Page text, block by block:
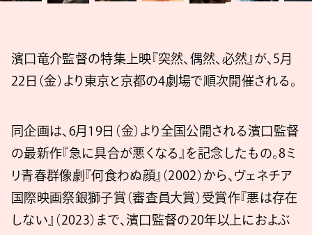
濱口竜介監督の特集上映『突然、偶然、必然』が、5月
22日（金）より東京と京都の4劇場で順次開催される。
同企画は、6月19日（金）より全国公開される濱口監督
の最新作『急に具合が悪くなる』を記念したもの。8ミ
リ青春群像劇『何食わぬ顔』（2002）から、ヴェネチア
国際映画祭銀獅子賞（審査員大賞）受賞作『悪は存在
しない』（2023）まで、濱口監督の20年以上におよぶ